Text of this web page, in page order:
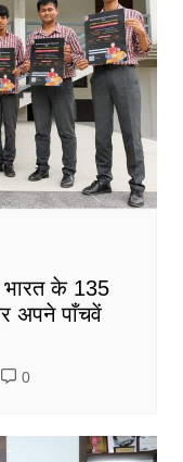
भारत के 135
अपने पाँचवें
0